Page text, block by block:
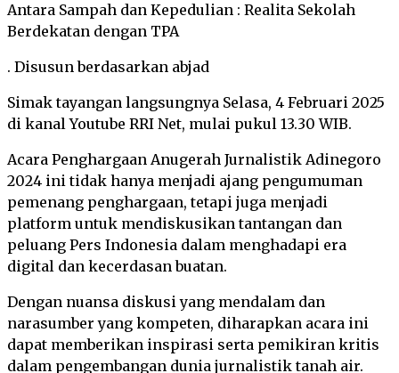
Antara Sampah dan Kepedulian : Realita Sekolah
Berdekatan dengan TPA
. Disusun berdasarkan abjad
Simak tayangan langsungnya Selasa, 4 Februari 2025
di kanal Youtube RRI Net, mulai pukul 13.30 WIB.
Acara Penghargaan Anugerah Jurnalistik Adinegoro
2024 ini tidak hanya menjadi ajang pengumuman
pemenang penghargaan, tetapi juga menjadi
platform untuk mendiskusikan tantangan dan
peluang Pers Indonesia dalam menghadapi era
digital dan kecerdasan buatan.
Dengan nuansa diskusi yang mendalam dan
narasumber yang kompeten, diharapkan acara ini
dapat memberikan inspirasi serta pemikiran kritis
dalam pengembangan dunia jurnalistik tanah air.